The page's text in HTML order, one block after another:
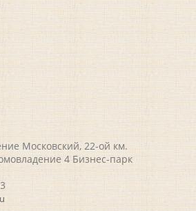
Московский, 22-ой км.
4 Бизнес-парк